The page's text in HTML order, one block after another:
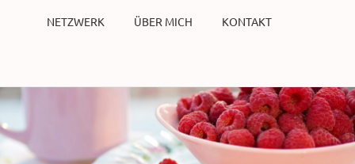
NETZWERK ÜBER MICH KONTAKT